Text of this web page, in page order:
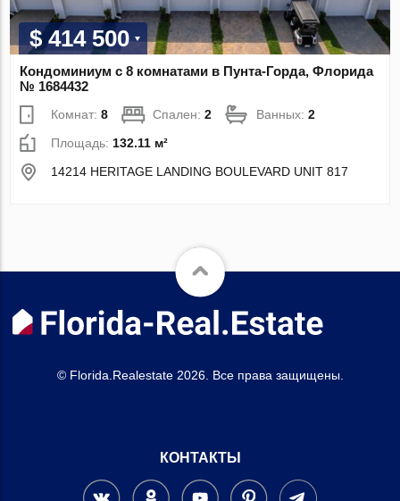
$ 414 500
Кондоминиум с 8 комнатами в Пунта-Горда, Флорида
№ 1684432
Комнат:8 Спален:2 Ванных:2
Площадь: 132.11 м²
14214 HERITAGE LANDING BOULEVARD UNIT 817
© Florida.Realestate 2026. Все права защищены.
КОНТАКТЫ